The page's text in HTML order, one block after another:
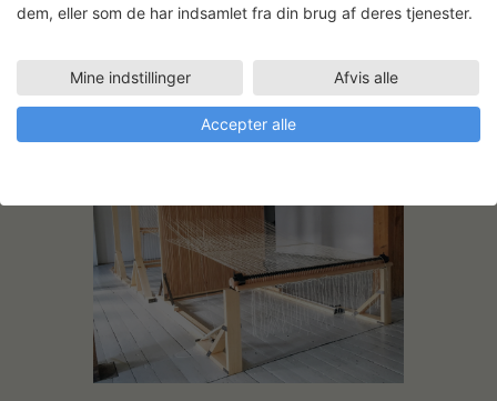
dem, eller som de har indsamlet fra din brug af deres tjenester.
Mine indstillinger Afvis alle
Accepter alle